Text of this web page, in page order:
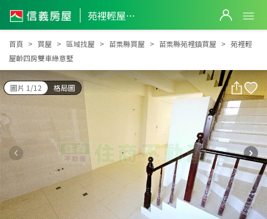
苑裡輕屋齡四房雙車綠意墅
苑裡輕屋齡四房雙車綠意墅
首頁 買屋 區域找屋 苗栗縣買屋 苗栗縣苑裡鎮買屋
苑裡輕
屋齡四房雙車綠意墅
圖片 1/12 格局圖